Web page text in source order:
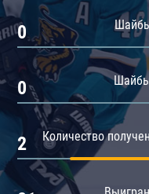
Амур
Барыс
Салават Юлаев
0
0
Количество
2